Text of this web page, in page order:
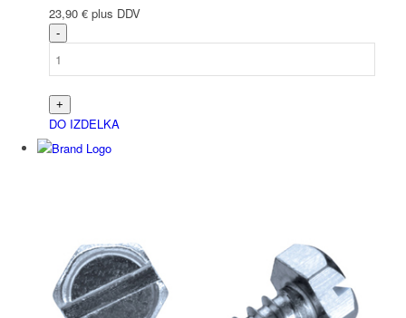
23,90 € plus DDV
DO IZDELKA